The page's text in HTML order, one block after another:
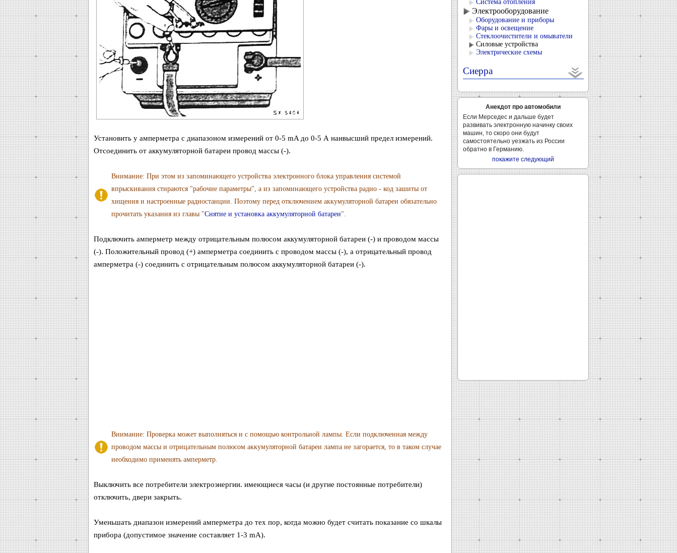
Установить у амперметра с диапазоном измерений от 0-5 mA до 0-5 А наивысший предел измерений.
Отсоединить от аккумуляторной батареи провод массы (-).
Внимание: При этом из запоминающего устройства электронного блока управления системой
впрыскивания стираются "рабочие параметры", а из запоминающего устройства радио - код зашиты от
хищения и настроенные радиостанции. Поэтому перед отключением аккумуляторной батареи обязательно
прочитать указания из главы "Снятие и установка аккумуляторной батареи".
Подключить амперметр между отрицательным полюсом аккумуляторной батареи (-) и проводом массы
(-). Положительный провод (+) амперметра соединить с проводом массы (-), а отрицательный провод
амперметра (-) соединить с отрицательным полюсом аккумуляторной батареи (-).
Внимание: Проверка может выполняться и с помощью контрольной лампы. Если подключенная между
проводом массы и отрицательным полюсом аккумуляторной батареи лампа не загорается, то в таком случае
необходимо применять амперметр.
Выключить все потребители электроэнергии. имеющиеся часы (и другие постоянные потребители)
отключить, двери закрыть.
Уменьшать диапазон измерений амперметра до тех пор, когда можно будет считать показание со шкалы
прибора (допустимое значение составляет 1-3 mA).
Система отопления
Электрооборудование
Оборудование и приборы
Фары и освещение
Стеклоочистители и омыватели
Силовые устройства
Электрические схемы
Сиерра
Анекдот про автомобили
Если Мерседес и дальше будет
развивать электронную начинку своих
машин, то скоро они будут
самостоятельно уезжать из России
обратно в Германию.
покажите следующий